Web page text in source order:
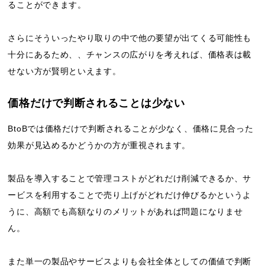
ることができます。
さらにそういったやり取りの中で他の要望が出てくる可能性も
十分にあるため、、チャンスの広がりを考えれば、価格表は載
せない方が賢明といえます。
価格だけで判断されることは少ない
BtoBでは価格だけで判断されることが少なく、価格に見合った
効果が見込めるかどうかの方が重視されます。
製品を導入することで管理コストがどれだけ削減できるか、サ
ービスを利用することで売り上げがどれだけ伸びるかというよ
うに、高額でも高額なりのメリットがあれば問題になりませ
ん。
また単一の製品やサービスよりも会社全体としての価値で判断